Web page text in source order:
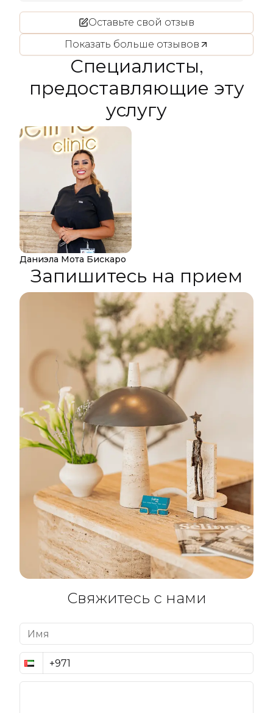
Оставьте свой отзыв
Показать больше отзывов
Специалисты,
предоставляющие эту
услугу
Даниэла Мота Бискаро
Запишитесь на прием
Свяжитесь с нами